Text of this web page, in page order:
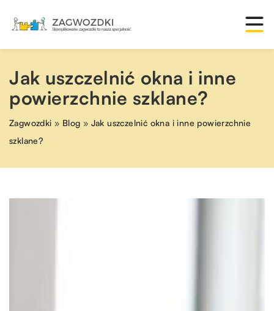
Jak uszczelnić okna i inne
powierzchnie szklane?
Zagwozdki » Blog » Jak uszczelnić okna i inne powierzchnie
szklane?